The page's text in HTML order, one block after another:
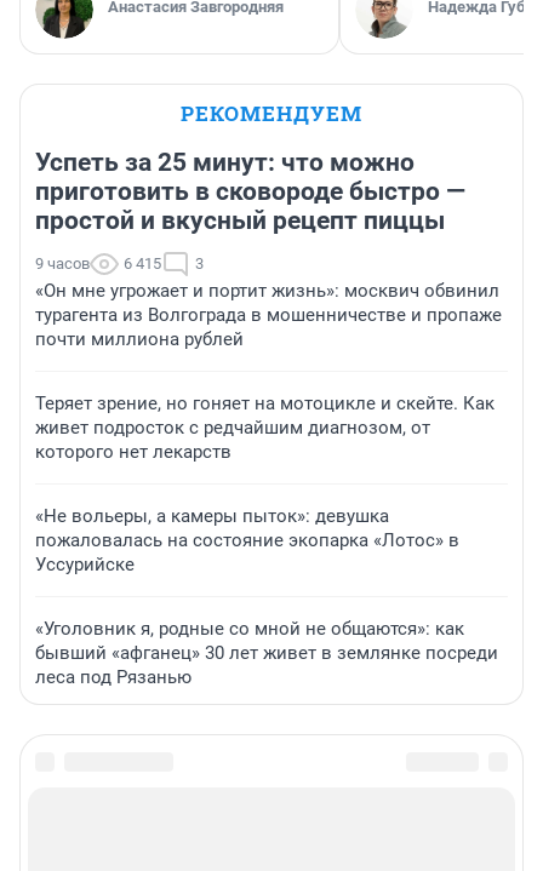
Анастасия Завгородняя Надежда
РЕКОМЕНДУЕМ
Успеть за 25 минут: что можно
приготовить в сковороде быстро —
простой и вкусный рецепт пиццы
9 часов 6 415 3
«Он мне угрожает и портит жизнь»: москвич обвинил
турагента из Волгограда в мошенничестве и пропаже
почти миллиона рублей
Теряет зрение, но гоняет на мотоцикле и скейте. Как
живет подросток с редчайшим диагнозом, от
которого нет лекарств
«Не вольеры, а камеры пыток»: девушка
пожаловалась на состояние экопарка «Лотос» в
Уссурийске
«Уголовник я, родные со мной не общаются»: как
бывший «афганец» 30 лет живет в землянке посреди
леса под Рязанью